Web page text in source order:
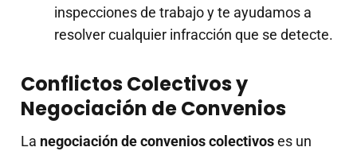
inspecciones de trabajo y te ayudamos a
resolver cualquier infracción que se detecte.
Conflictos Colectivos y
Negociación de Convenios
La negociación de convenios colectivoses un